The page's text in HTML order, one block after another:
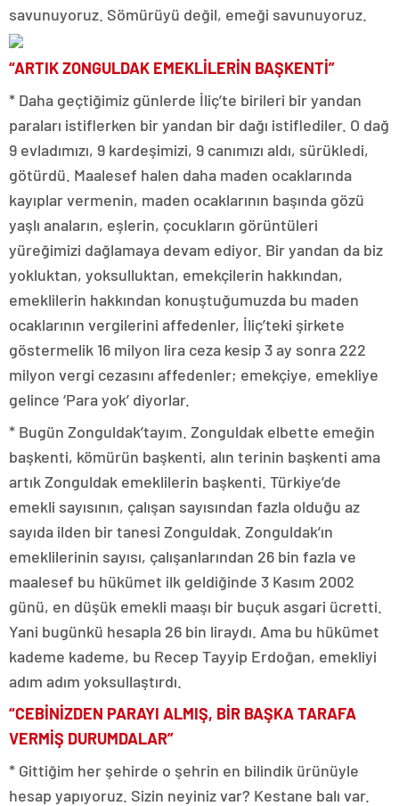
savunuyoruz. Sömürüyü değil, emeği savunuyoruz.
“ARTIK ZONGULDAK EMEKLİLERİN BAŞKENTİ”
* Daha geçtiğimiz günlerde İliç’te birileri bir yandan
paraları istiflerken bir yandan bir dağı istiflediler. O dağ
9 evladımızı, 9 kardeşimizi, 9 canımızı aldı, sürükledi,
götürdü. Maalesef halen daha maden ocaklarında
kayıplar vermenin, maden ocaklarının başında gözü
yaşlı anaların, eşlerin, çocukların görüntüleri
yüreğimizi dağlamaya devam ediyor. Bir yandan da biz
yokluktan, yoksulluktan, emekçilerin hakkından,
emeklilerin hakkından konuştuğumuzda bu maden
ocaklarının vergilerini affedenler, İliç’teki şirkete
göstermelik 16 milyon lira ceza kesip 3 ay sonra 222
milyon vergi cezasını affedenler; emekçiye, emekliye
gelince ‘Para yok’ diyorlar.
* Bugün Zonguldak’tayım. Zonguldak elbette emeğin
başkenti, kömürün başkenti, alın terinin başkenti ama
artık Zonguldak emeklilerin başkenti. Türkiye’de
emekli sayısının, çalışan sayısından fazla olduğu az
sayıda ilden bir tanesi Zonguldak. Zonguldak’ın
emeklilerinin sayısı, çalışanlarından 26 bin fazla ve
maalesef bu hükümet ilk geldiğinde 3 Kasım 2002
günü, en düşük emekli maaşı bir buçuk asgari ücretti.
Yani bugünkü hesapla 26 bin liraydı. Ama bu hükümet
kademe kademe, bu Recep Tayyip Erdoğan, emekliyi
adım adım yoksullaştırdı.
“CEBİNİZDEN PARAYI ALMIŞ, BİR BAŞKA TARAFA
VERMİŞ DURUMDALAR”
* Gittiğim her şehirde o şehrin en bilindik ürünüyle
hesap yapıyoruz. Sizin neyiniz var? Kestane balı var.